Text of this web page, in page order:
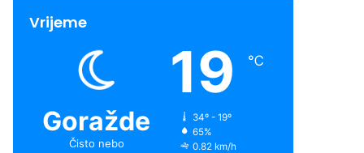
Vrijeme
Goražde
Čisto nebo
19 ℃
34º - 19º
65%
0.82 km/h